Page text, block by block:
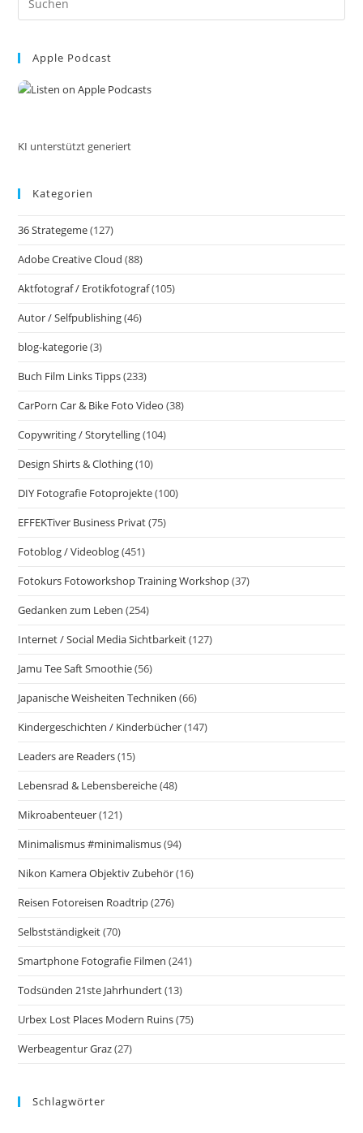
Foto
Smartphone
IPhone
Apple Podcast
KI unterstützt generiert
Kategorien
36 Strategeme(127)
Adobe Creative Cloud (88)
Aktfotograf / Erotikfotograf(105)
Autor / Selfpublishing(46)
blog-kategorie(3)
Buch Film Links Tipps(233)
CarPorn Car & Bike Foto Video (38)
Copywriting / Storytelling(104)
Design Shirts & Clothing(10)
DIY Fotografie Fotoprojekte(100)
EFFEKTiver Business Privat(75)
Fotoblog / Videoblog(451)
Fotokurs Fotoworkshop Training Workshop(37)
Gedanken zum Leben (254)
Internet / Social Media Sichtbarkeit(127)
Jamu Tee Saft Smoothie(56)
Japanische Weisheiten Techniken (66)
Kindergeschichten / Kinderbücher(147)
Leaders are Readers(15)
Lebensrad & Lebensbereiche(48)
Mikroabenteuer(121)
Minimalismus #minimalismus(94)
Nikon Kamera Objektiv Zubehör(16)
Reisen Fotoreisen Roadtrip(276)
Selbstständigkeit(70)
Smartphone Fotografie Filmen (241)
Todsünden 21ste Jahrhundert(13)
Urbex Lost Places Modern Ruins(75)
Werbeagentur Graz(27)
Schlagwörter